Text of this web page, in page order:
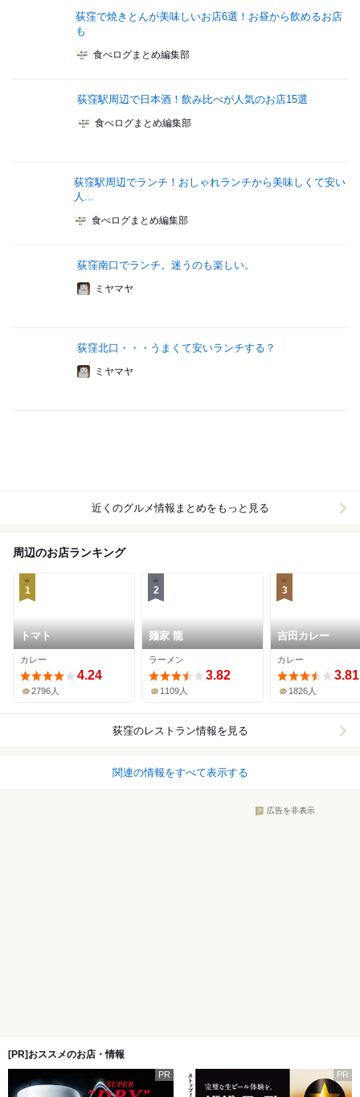
荻窪で焼きとんが美味しいお店6選！お昼から飲めるお店
も
食べログまとめ編集部
荻窪駅周辺で日本酒！飲み比べが人気のお店15選
食べログまとめ編集部
荻窪駅周辺でランチ！おしゃれランチから美味しくて安い
人...
食べログまとめ編集部
荻窪南口でランチ。迷うのも楽しい。
ミヤマヤ
荻窪北口・・・うまくて安いランチする？
ミヤマヤ
近くのグルメ情報まとめをもっと見る
周辺のお店ランキング
1
トマト
カレー
4.24
2796人
2
麺家 龍
ラーメン
3.82
1109人
3
吉田カレー
カレー
3.81
1826人
荻窪のレストラン情報を見る
関連の情報をすべて表示する
広告を非表示
[PR]おススメのお店・情報
PR PR